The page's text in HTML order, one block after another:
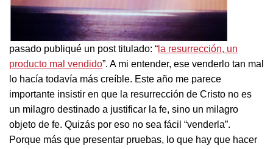
pasado publiqué un post titulado: “ la resurrección, un
producto mal vendido”. A mi entender, ese venderlo tan mal
lo hacía todavía más creíble. Este año me parece
importante insistir en que la resurrección de Cristo no es
un milagro destinado a justificar la fe, sino un milagro
objeto de fe. Quizás por eso no sea fácil “venderla”.
Porque más que presentar pruebas, lo que hay que hacer